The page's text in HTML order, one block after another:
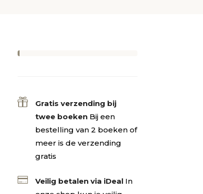

Gratis verzending bij
twee boeken Bij een
bestelling van 2 boeken of
meer is de verzending
gratis
 Veilig betalen via iDeal In